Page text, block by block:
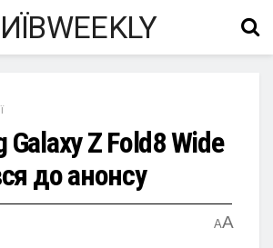
Galaxy Z Fold8 Wide
до анонсу
AA